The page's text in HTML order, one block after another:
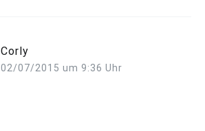
Corly
02/07/2015 um 9:36 Uhr